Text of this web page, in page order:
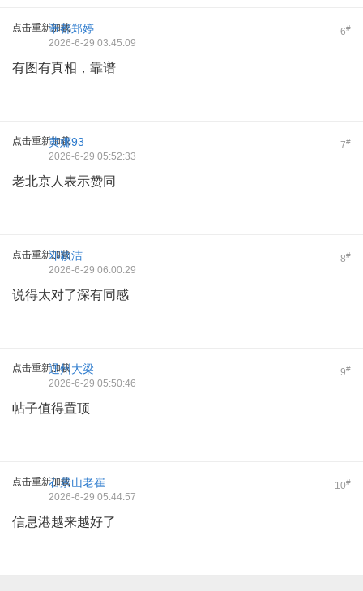
点击重新加载 6#
帝都郑婷
2026-6-29 03:45:09
有图有真相，靠谱
点击重新加载 7#
黄娜93
2026-6-29 05:52:33
老北京人表示赞同
点击重新加载 8#
邓颖洁
2026-6-29 06:00:29
说得太对了深有同感
点击重新加载 9#
通州大梁
2026-6-29 05:50:46
帖子值得置顶
点击重新加载 10#
石景山老崔
2026-6-29 05:44:57
信息港越来越好了